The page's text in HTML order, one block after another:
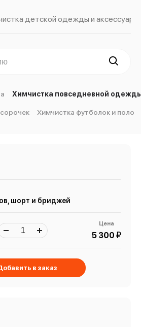
детской одежды и
Химчистка повседневной
Химчистка футболок и поло
шорт и бриджей
Цена
5 300 й
в заказ